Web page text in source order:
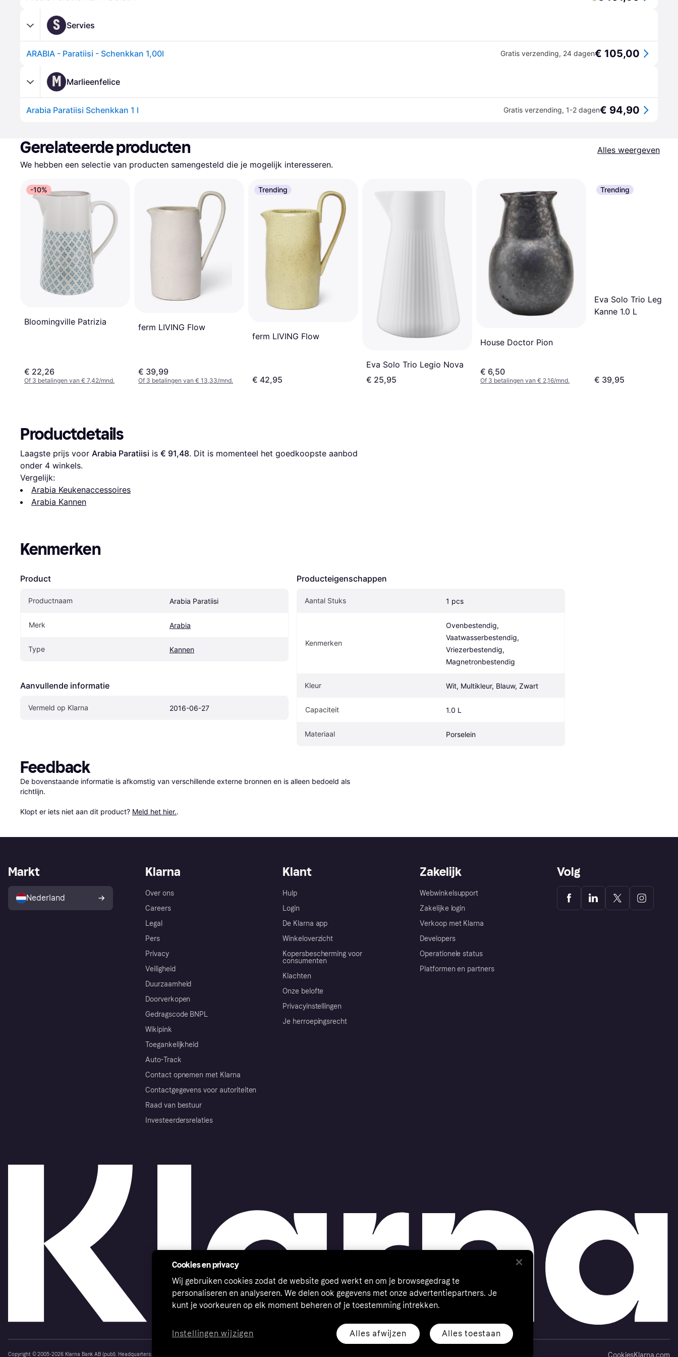
S Servies
ARABIA - Paratiisi - Schenkkan 1,00l Gratis verzending, 24 dagen€ 105,00
M Marlieenfelice
Arabia Paratiisi Schenkkan 1 l Gratis verzending, 1-2 dagen€ 94,90
Gerelateerde producten
Alles weergeven
We hebben een selectie van producten samengesteld die je mogelijk interesseren.
-10%
Bloomingville Patrizia
€ 22,26
Of 3 betalingen van € 7,42/mnd.
ferm LIVING Flow
€ 39,99
Of 3 betalingen van € 13,33/mnd.
Trending
ferm LIVING Flow
€ 42,95
Eva Solo Trio Legio Nova
€ 25,95
House Doctor Pion
€ 6,50
Of 3 betalingen van € 2,16/mnd.
Trending
Eva Solo Trio Legio
Kanne 1.0 L
€ 39,95
Productdetails
Laagste prijs voor Arabia Paratiisi is € 91,48. Dit is momenteel het goedkoopste aanbod
onder 4 winkels.
Vergelijk:
Arabia Keukenaccessoires
Arabia Kannen
Kenmerken
Product
Productnaam Arabia Paratiisi
Merk Arabia
Type Kannen
Aanvullende informatie
Vermeld op Klarna 2016-06-27
Producteigenschappen
Aantal Stuks 1 pcs
Kenmerken
Ovenbestendig,
Vaatwasserbestendig,
Vriezerbestendig,
Magnetronbestendig
Kleur Wit, Multikleur, Blauw, Zwart
Capaciteit 1.0 L
Materiaal Porselein
Feedback
De bovenstaande informatie is afkomstig van verschillende externe bronnen en is alleen bedoeld als
richtlijn.
Klopt er iets niet aan dit product? Meld het hier..
Klarna
Over ons
Careers
Legal
Pers
Privacy
Veiligheid
Duurzaamheid
Doorverkopen
Gedragscode BNPL
Wikipink
Toegankelijkheid
Auto-Track
Contact opnemen met Klarna
Contactgegevens voor autoriteiten
Raad van bestuur
Investeerdersrelaties
Klant
Hulp
Login
De Klarna app
Winkeloverzicht
Kopersbescherming voor
consumenten
Klachten
Onze belofte
Privacyinstellingen
Je herroepingsrecht
Zakelijk
Webwinkelsupport
Zakelijke login
Verkoop met Klarna
Developers
Operationele status
Platformen en partners
Markt
Nederland
Volg
Copyright © 2005-2026 Klarna Bank AB (publ). Headquarters: Stockholm, Sweden. All rights reserved. Klarna Bank AB (publ). Sveavägen 46, 111 34
CookiesKlarna.com
Cookies en privacy
Wij gebruiken cookies zodat de website goed werkt en om je browsegedrag te
personaliseren en analyseren. We delen ook gegevens met onze advertentiepartners. Je
kunt je voorkeuren op elk moment beheren of je toestemming intrekken.
Alles afwijzen Alles toestaan
Instellingen wijzigen